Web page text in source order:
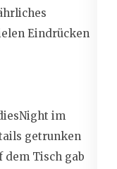
Eindrücken
im
getrunken
dem Tisch gab